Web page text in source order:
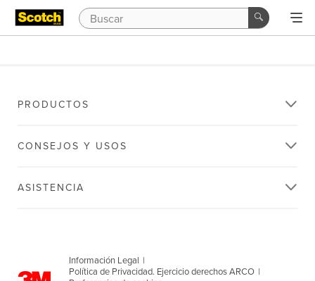
PRODUCTOS
CONSEJOS Y USOS
ASISTENCIA
Información Legal |
Política de Privacidad. Ejercicio derechos ARCO |